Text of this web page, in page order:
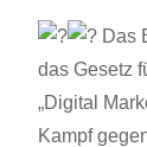
Das
das Gesetz
„Digital
Kampf